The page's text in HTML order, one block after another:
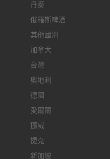
丹麥
俄羅斯啤酒
其他國別
加拿大
台灣
奧地利
德國
愛爾蘭
挪威
捷克
新加坡